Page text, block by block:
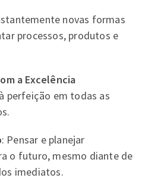
novas formas
processos, produtos e
a Excelência
perfeição em todas as
: Pensar e planejar
o futuro, mesmo diante de
imediatos.